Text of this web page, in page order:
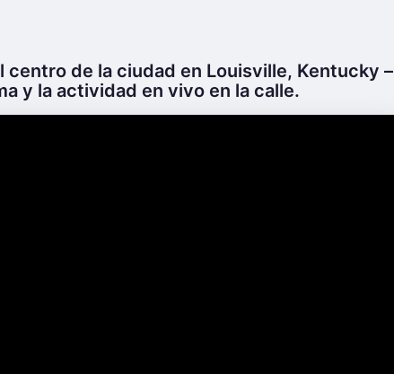
centro de la ciudad en Louisville, Kentucky –
y la actividad en vivo en la calle.